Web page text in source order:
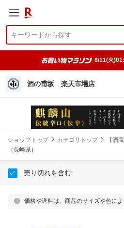
8/11(火
酒の甫坂 楽天市場店
ショップトップ カテゴリトップ 【酒
（長崎県）
売り切れを含む
価格や送料は、商品のサイズや色によ